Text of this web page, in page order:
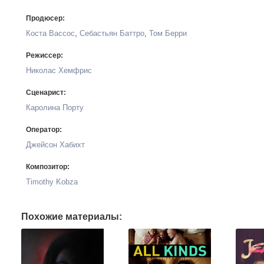
Продюсер:
Коста Вассос, Себастьян Баттро, Том Берри
Режиссер:
Николас Хемфрис
Сценарист:
Каролина Порту
Оператор:
Джейсон Хабихт
Композитор:
Timothy Kobza
Похожие материалы: